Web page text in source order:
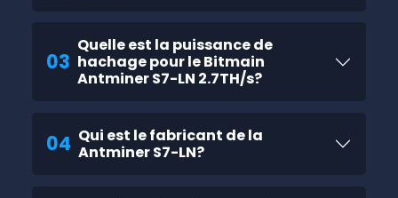
03
Quelle est la puissance de
hachage pour le Bitmain
Antminer S7-LN 2.7TH/s?
04 Qui est le fabricant de la
Antminer S7-LN?